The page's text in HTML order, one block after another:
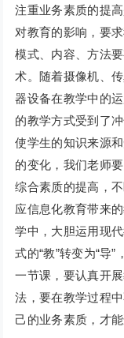
注重业务素质的提
对教育的影响，要
模式、内容、方法
术。随着摄像机、
器设备在教学中的
的教学方式受到了
使学生的知识来源
的变化，我们老师
综合素质的提高，
应信息化教育带来
学中，大胆运用现
式的“教”转变为“导
一节课，要认真开
法，要在教学过程
己的业务素质，才